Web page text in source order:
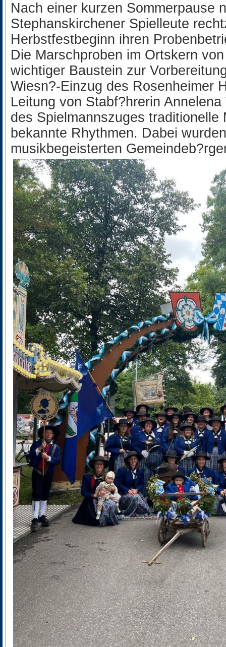
Nach einer kurzen Sommerpause
Stephanskirchener Spielleute
Herbstfestbeginn ihren
Die Marschproben im Ortskern
wichtiger Baustein zur
Wiesn?-Einzug des Rosenheimer
Leitung von Stabf?hrerin
des Spielmannszuges traditionelle
bekannte Rhythmen. Dabei
musikbegeisterten